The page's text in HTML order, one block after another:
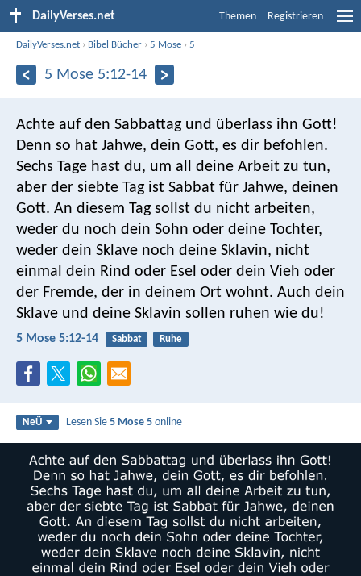
DailyVerses.net Themen Registrieren
DailyVerses.net › Bibel Bücher ›5 Mose ›5
5 Mose 5:12-14
Achte auf den Sabbattag und überlass ihn Gott!
Denn so hat Jahwe, dein Gott, es dir befohlen.
Sechs Tage hast du, um all deine Arbeit zu tun,
aber der siebte Tag ist Sabbat für Jahwe, deinen
Gott. An diesem Tag sollst du nicht arbeiten,
weder du noch dein Sohn oder deine Tochter,
weder dein Sklave noch deine Sklavin, nicht
einmal dein Rind oder Esel oder dein Vieh oder
der Fremde, der in deinem Ort wohnt. Auch dein
Sklave und deine Sklavin sollen ruhen wie du!
5 Mose 5:12-14 Sabbat Ruhe
NeÜ Lesen Sie5 Mose 5 online